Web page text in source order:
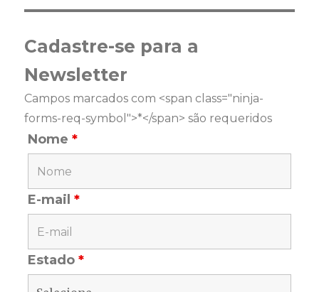
Cadastre-se para a
Newsletter
Campos marcados com <span class="ninja-
forms-req-symbol">*</span> são requeridos
Nome*
E-mail*
Estado*